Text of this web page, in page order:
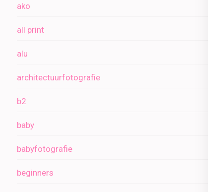
ako
all print
alu
architectuurfotografie
b2
baby
babyfotografie
beginners